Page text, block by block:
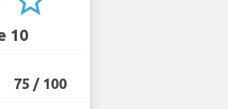
10
75 / 100